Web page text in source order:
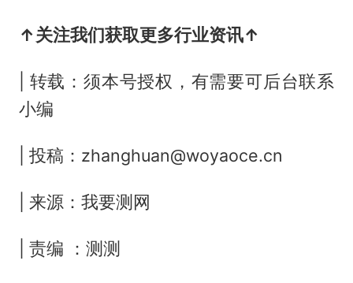
↑关注我们获取更多行业资讯↑
| 转载：须本号授权，有需要可后台联系
小编
| 投稿：zhanghuan@woyaoce.cn
| 来源：我要测网
| 责编 ：测测